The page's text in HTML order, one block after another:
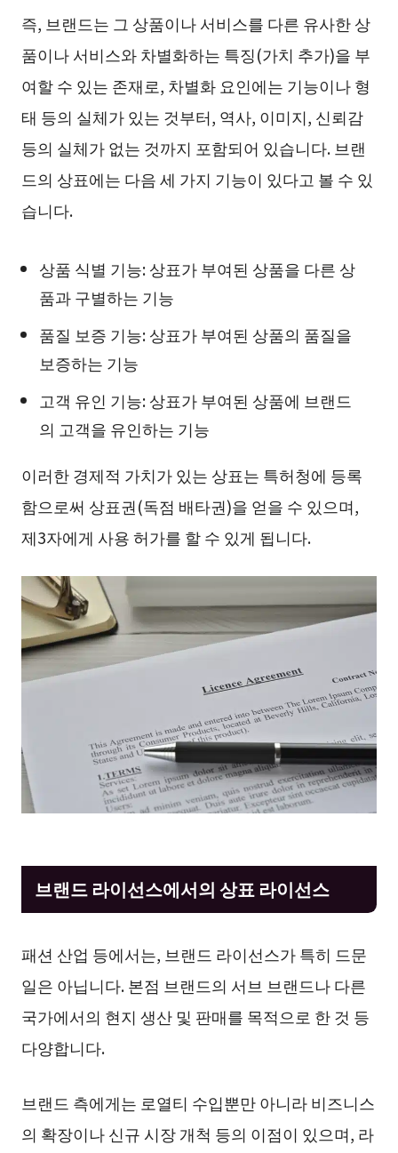
즉, 브랜드는 그 상품이나 서비스를 다른 유사한 상
품이나 서비스와 차별화하는 특징(가치 추가)을 부
여할 수 있는 존재로, 차별화 요인에는 기능이나 형
태 등의 실체가 있는 것부터, 역사, 이미지, 신뢰감
등의 실체가 없는 것까지 포함되어 있습니다. 브랜
드의 상표에는 다음 세 가지 기능이 있다고 볼 수 있
습니다.
상품 식별 기능: 상표가 부여된 상품을 다른 상
품과 구별하는 기능
품질 보증 기능: 상표가 부여된 상품의 품질을
보증하는 기능
고객 유인 기능: 상표가 부여된 상품에 브랜드
의 고객을 유인하는 기능
이러한 경제적 가치가 있는 상표는 특허청에 등록
함으로써 상표권(독점 배타권)을 얻을 수 있으며,
제3자에게 사용 허가를 할 수 있게 됩니다.
브랜드 라이선스에서의 상표 라이선스
패션 산업 등에서는, 브랜드 라이선스가 특히 드문
일은 아닙니다. 본점 브랜드의 서브 브랜드나 다른
국가에서의 현지 생산 및 판매를 목적으로 한 것 등
다양합니다.
브랜드 측에게는 로열티 수입뿐만 아니라 비즈니스
의 확장이나 신규 시장 개척 등의 이점이 있으며, 라